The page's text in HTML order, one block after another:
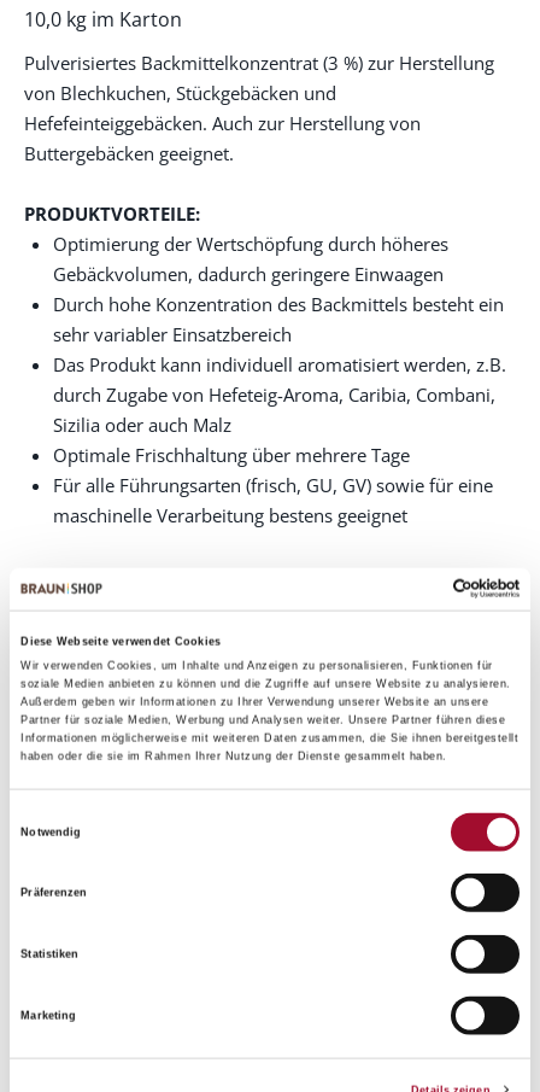
Diese Webseite verwendet Cookies
Wir verwenden Cookies, um Inhalte und Anzeigen zu personalisieren, Funktionen für
soziale Medien anbieten zu können und die Zugriffe auf unsere Website zu analysieren.
Außerdem geben wir Informationen zu Ihrer Verwendung unserer Website an unsere
Partner für soziale Medien, Werbung und Analysen weiter. Unsere Partner führen diese
Informationen möglicherweise mit weiteren Daten zusammen, die Sie ihnen bereitgestellt
haben oder die sie im Rahmen Ihrer Nutzung der Dienste gesammelt haben.
Notwendig
Präferenzen
Statistiken
Marketing
10,0 kg im Karton
Pulverisiertes Backmittelkonzentrat (3 %) zur Herstellung
von Blechkuchen, Stückgebäcken und
Hefefeinteiggebäcken. Auch zur Herstellung von
Buttergebäcken geeignet.
PRODUKTVORTEILE:
Optimierung der Wertschöpfung durch höheres
Gebäckvolumen, dadurch geringere Einwaagen
Durch hohe Konzentration des Backmittels besteht ein
sehr variabler Einsatzbereich
Das Produkt kann individuell aromatisiert werden, z.B.
durch Zugabe von Hefeteig-Aroma, Caribia, Combani,
Sizilia oder auch Malz
Optimale Frischhaltung über mehrere Tage
Für alle Führungsarten (frisch, GU, GV) sowie für eine
maschinelle Verarbeitung bestens geeignet
Das könnte Sie auch interessieren: